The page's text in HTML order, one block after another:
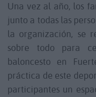
Una vez al año, los
junto a todas las
la organización, se
sobre todo para
baloncesto en
práctica de este
participantes un